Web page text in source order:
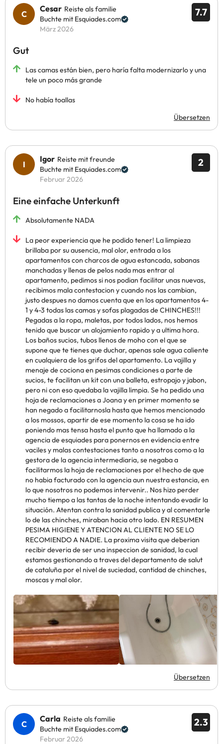
7.7
Cesar Reiste als familie
Buchte mit Esquiades.com
März 2026
Gut
Las camas están bien, pero haría falta modernizarlo y una
tele un poco más grande
No había toallas
Übersetzen
2
Igor Reiste mit freunde
Buchte mit Esquiades.com
Februar 2026
Eine einfache Unterkunft
Absolutamente NADA
La peor experiencia que he podido tener! La limpieza
brillaba por su ausencia, mal olor, entrada a los
apartamentos con charcos de agua estancada, sabanas
manchadas y llenas de pelos nada mas entrar al
apartamento, pedimos si nos podian facilitar unas nuevas,
recibimos mala contestacion y cuando nos las cambian,
justo despues no damos cuenta que en los apartamentos 4-
1 y 4-3 todas las camas y sofas plagadas de CHINCHES!!!
Pegadas a la ropa, maletas, por todos lados, nos hemos
tenido que buscar un alojamiento rapido y a ultima hora.
Los baños sucios, tubos llenos de moho con el que se
supone que te tienes que duchar, apenas sale agua caliente
en cualquiera de los grifos del apartamento. La vajilla y
menaje de cociona en pesimas condiciones a parte de
sucios, te facilitan un kit con una balleta, estropajo y jabon,
pero ni con eso quedaba la vajilla limpia. Se ha pedido una
hoja de reclamaciones a Joana y en primer momento se
han negado a facilitarnosla hasta que hemos mencionado
a los mossos, apartir de ese momento la cosa se ha ido
poniendo mas tensa hasta el punto que ha llamado a la
agencia de esquiades para ponernos en evidencia entre
vaciles y malas contestaciones tanto a nosotros como a la
gestora de la agencia intermediaria, se negaba a
facilitarmos la hoja de reclamaciones por el hecho de que
no habia facturado con la agencia aun nuestra estancia, en
lo que nosotros no podemos intervenir.. Nos hizo perder
mucho tiempo a las tantas de la noche intentando evadir la
situación. Atentan contra la sanidad publica y al comentarle
lo de las chinches, miraban hacia otro lado. EN RESUMEN
PESIMA HIGIENE Y ATENCION AL CLIENTE NO SE LO
RECOMIENDO A NADIE. La proxima visita que deberian
recibir deveria de ser una inspeccion de sanidad, la cual
estamos gestionando a traves del departamento de salut
de cataluña por el nivel de suciedad, cantidad de chinches,
moscas y mal olor.
Übersetzen
2.3
Carla Reiste als familie
Buchte mit Esquiades.com
Februar 2026